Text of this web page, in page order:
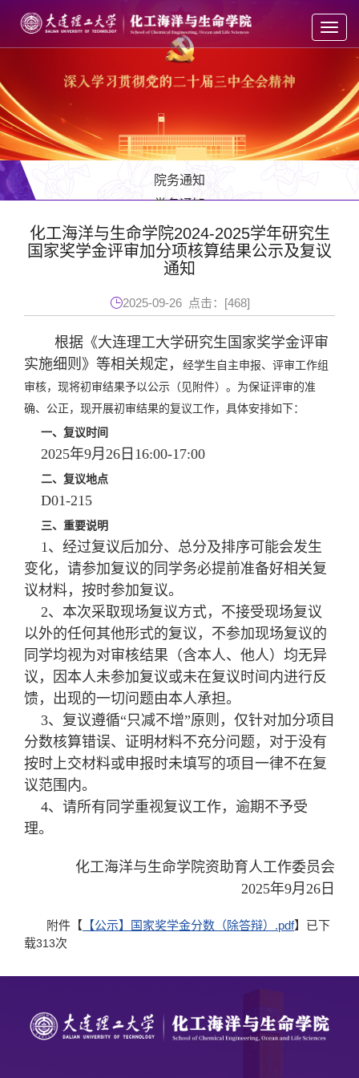
院务通知
党务通知
教务通知
学工通知
人才招聘
化工海洋与生命学院2024-2025学年研究生
国家奖学金评审加分项核算结果公示及复议
通知
2025-09-26 点击：[468]
根据《大连理工大学研究生国家奖学金评审
实施细则》等相关规定，
经学生自主申报、评审工作组
审核，现将初审结果予以公示（见附件）。为保证评审的准
确、公正，现开展初审结果的复议工作，具体安排如下：
一、复议时间
2025年9月26日16:00-17:00
二、复议地点
D01-215
三、重要说明
1、经过复议后加分、总分及排序可能会发生
变化，请参加复议的同学务必提前准备好相关复
议材料，按时参加复议。
2、本次采取现场复议方式，不接受现场复议
以外的任何其他形式的复议，不参加现场复议的
同学均视为对审核结果（含本人、他人）均无异
议，因本人未参加复议或未在复议时间内进行反
馈，出现的一切问题由本人承担。
3、复议遵循“只减不增”原则，仅针对加分项目
分数核算错误、证明材料不充分问题，对于没有
按时上交材料或申报时未填写的项目一律不在复
议范围内。
4、请所有同学重视复议工作，逾期不予受
理。
化工海洋与生命学院资助育人工作委员会
2025年9月26日
附件【 【公示】国家奖学金分数（除答辩）.pdf】已下
载313次